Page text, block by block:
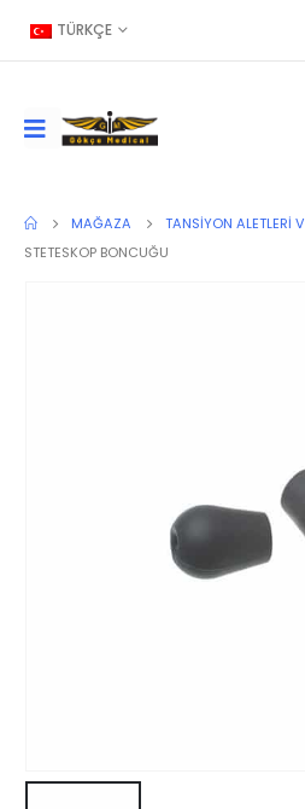
TÜRKÇE
MAĞAZA
TANSIYON ALETLERI
STETESKOP BONCUĞU